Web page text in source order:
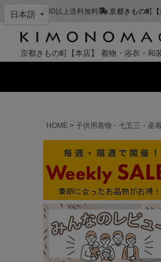
¥11,000以上送料無料 京都きもの町【
京都きもの町【本店】 着物・浴衣・和
HOME
子供用着物・七五三・産着